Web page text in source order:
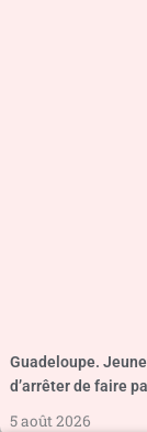
Guadeloupe.
d’arrêter de faire
5 août 2026